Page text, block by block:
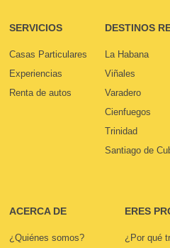
SERVICIOS
Casas Particulares
Experiencias
Renta de autos
DESTINOS
La Habana
Viñales
Varadero
Cienfuegos
Trinidad
Santiago de
ACERCA DE
¿Quiénes somos?
ERES
¿Por qué